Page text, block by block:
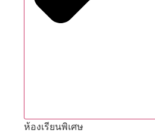
ห้องเรียนพิเศษ